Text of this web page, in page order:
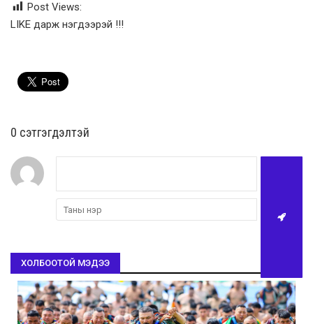
Post Views:
LIKE дарж нэгдээрэй !!!
0 cэтгэгдэлтэй
ХОЛБООТОЙ МЭДЭЭ